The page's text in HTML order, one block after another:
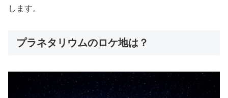
します。
プラネタリウムのロケ地は？